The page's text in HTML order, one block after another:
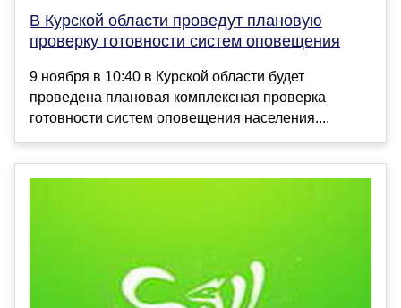
В Курской области проведут плановую
проверку готовности систем оповещения
9 ноября в 10:40 в Курской области будет
проведена плановая комплексная проверка
готовности систем оповещения населения....